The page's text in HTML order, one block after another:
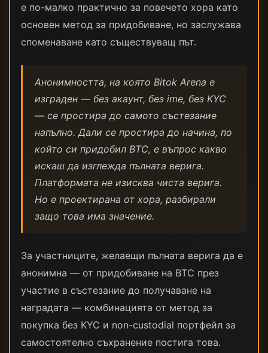
е по-малко практично за повечето хора като
основен метод за придобиване, но заслужава
споменаване като съществуващ път.
Анонимността, на която Bitok Arena е
изграден — без акаунт, без ime, без KYC
— се простира до самото състезание
напълно. Дали се простира до начина, по
който си придобил BTC, е въпрос какво
искаш да изглежда пълната верига.
Платформата не изисква чиста верига.
Но е проектирана от хора, разбирали
защо това има значение.
За участниците, желаещи пълната верига да е
анонимна — от придобиване на BTC през
участие в състезание до получаване на
наградата — комбинацията от метод за
покупка без KYC и non-custodial портфейл за
самостоятелно съхранение постига това.